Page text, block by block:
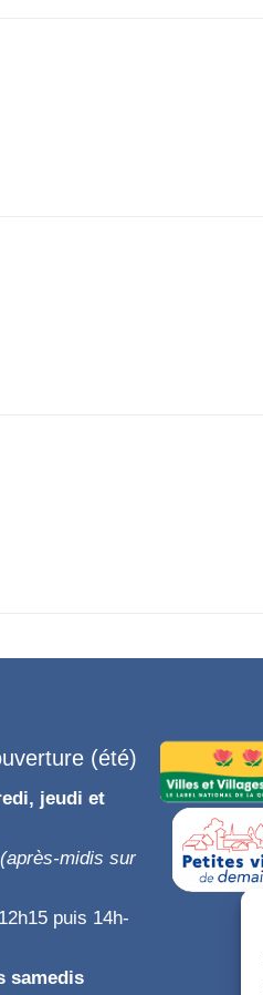
(été)
jeudi et
(après-midis sur
puis 14h-
samedis